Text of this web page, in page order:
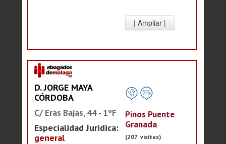
D. JORGE MAYA
CÓRDOBA
C/ Eras Bajas, 44 - 1ºF
Especialidad Juridica:
general
Pinos Puente
Granada
(207 visitas)